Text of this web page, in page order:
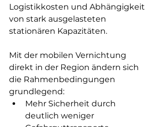
Logistikkosten und Abhängigkeit
von stark ausgelasteten
stationären Kapazitäten.
Mit der mobilen Vernichtung
direkt in der Region ändern sich
die Rahmenbedingungen
grundlegend:
Mehr Sicherheit durch
deutlich weniger